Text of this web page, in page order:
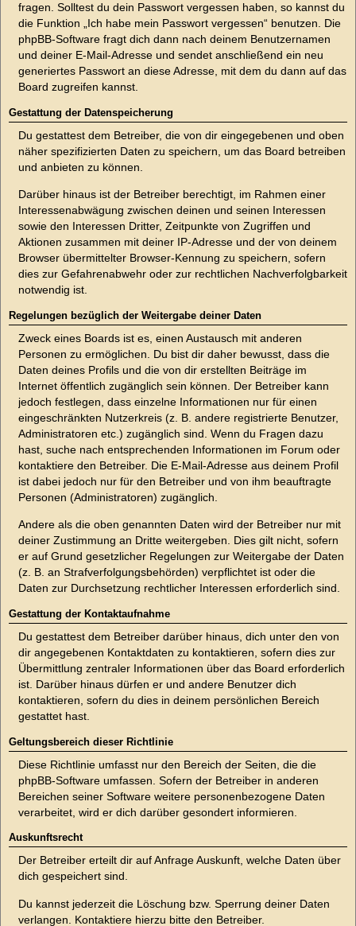
fragen. Solltest du dein Passwort vergessen haben, so kannst du
die Funktion „Ich habe mein Passwort vergessen“ benutzen. Die
phpBB-Software fragt dich dann nach deinem Benutzernamen
und deiner E-Mail-Adresse und sendet anschließend ein neu
generiertes Passwort an diese Adresse, mit dem du dann auf das
Board zugreifen kannst.
Gestattung der Datenspeicherung
Du gestattest dem Betreiber, die von dir eingegebenen und oben
näher spezifizierten Daten zu speichern, um das Board betreiben
und anbieten zu können.
Darüber hinaus ist der Betreiber berechtigt, im Rahmen einer
Interessenabwägung zwischen deinen und seinen Interessen
sowie den Interessen Dritter, Zeitpunkte von Zugriffen und
Aktionen zusammen mit deiner IP-Adresse und der von deinem
Browser übermittelter Browser-Kennung zu speichern, sofern
dies zur Gefahrenabwehr oder zur rechtlichen Nachverfolgbarkeit
notwendig ist.
Regelungen bezüglich der Weitergabe deiner Daten
Zweck eines Boards ist es, einen Austausch mit anderen
Personen zu ermöglichen. Du bist dir daher bewusst, dass die
Daten deines Profils und die von dir erstellten Beiträge im
Internet öffentlich zugänglich sein können. Der Betreiber kann
jedoch festlegen, dass einzelne Informationen nur für einen
eingeschränkten Nutzerkreis (z. B. andere registrierte Benutzer,
Administratoren etc.) zugänglich sind. Wenn du Fragen dazu
hast, suche nach entsprechenden Informationen im Forum oder
kontaktiere den Betreiber. Die E-Mail-Adresse aus deinem Profil
ist dabei jedoch nur für den Betreiber und von ihm beauftragte
Personen (Administratoren) zugänglich.
Andere als die oben genannten Daten wird der Betreiber nur mit
deiner Zustimmung an Dritte weitergeben. Dies gilt nicht, sofern
er auf Grund gesetzlicher Regelungen zur Weitergabe der Daten
(z. B. an Strafverfolgungsbehörden) verpflichtet ist oder die
Daten zur Durchsetzung rechtlicher Interessen erforderlich sind.
Gestattung der Kontaktaufnahme
Du gestattest dem Betreiber darüber hinaus, dich unter den von
dir angegebenen Kontaktdaten zu kontaktieren, sofern dies zur
Übermittlung zentraler Informationen über das Board erforderlich
ist. Darüber hinaus dürfen er und andere Benutzer dich
kontaktieren, sofern du dies in deinem persönlichen Bereich
gestattet hast.
Geltungsbereich dieser Richtlinie
Diese Richtlinie umfasst nur den Bereich der Seiten, die die
phpBB-Software umfassen. Sofern der Betreiber in anderen
Bereichen seiner Software weitere personenbezogene Daten
verarbeitet, wird er dich darüber gesondert informieren.
Auskunftsrecht
Der Betreiber erteilt dir auf Anfrage Auskunft, welche Daten über
dich gespeichert sind.
Du kannst jederzeit die Löschung bzw. Sperrung deiner Daten
verlangen. Kontaktiere hierzu bitte den Betreiber.